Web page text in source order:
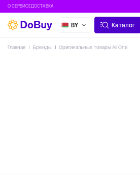
О СЕРВИСЕДОСТАВКА
BY Каталог
Главная Бренды Оригинальные товары All One